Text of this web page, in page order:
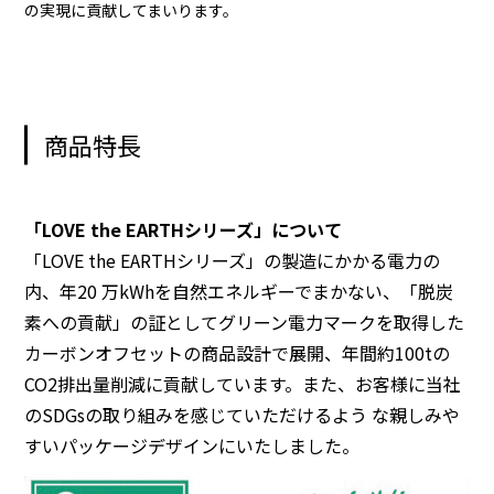
の実現に貢献してまいります。
商品特長
「LOVE the EARTHシリーズ」について
「LOVE the EARTHシリーズ」の製造にかかる電力の
内、年20 万kWhを自然エネルギーでまかない、「脱炭
素への貢献」の証としてグリーン電力マークを取得した
カーボンオフセットの商品設計で展開、年間約100tの
CO2排出量削減に貢献しています。また、お客様に当社
のSDGsの取り組みを感じていただけるよう な親しみや
すいパッケージデザインにいたしました。